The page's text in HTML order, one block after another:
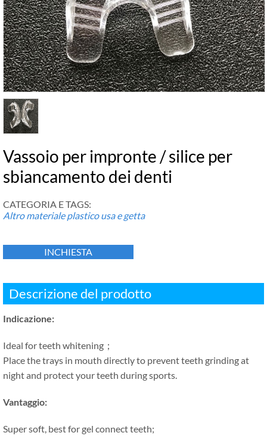
Vassoio per impronte / silice per
sbiancamento dei denti
CATEGORIA E TAGS:
Altro materiale plastico usa e getta
INCHIESTA
Descrizione del prodotto
Indicazione:
Ideal for teeth whitening ；
Place the trays in mouth directly to prevent teeth grinding at
night and protect your teeth during sports.
Vantaggio:
Super soft, best for gel connect teeth;